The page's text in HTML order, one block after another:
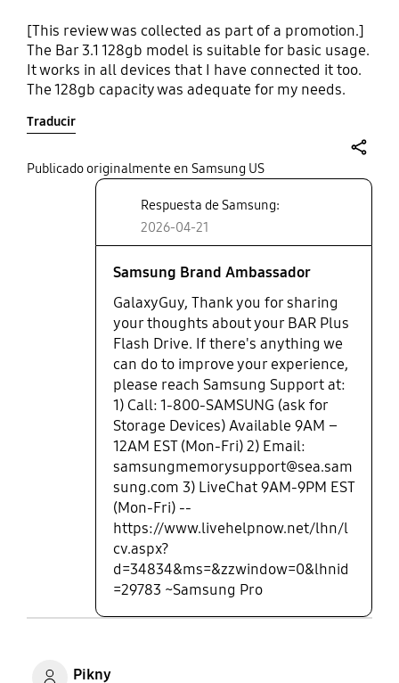
[This review was collected as part of a promotion.]
The Bar 3.1 128gb model is suitable for basic usage.
It works in all devices that I have connected it too.
The 128gb capacity was adequate for my needs.
feel durable. The eyelet for a key chain is nice. The
read and write speeds are fine, but not great. The
drive can also get hot to the touch under some
prolonged use. I've had my drive for 2 years and it
is still working for my use.
Traducir
Publicado originalmente en Samsung US
Respuesta de Samsung:
2026-04-21
Samsung Brand Ambassador
GalaxyGuy, Thank you for sharing
your thoughts about your BAR Plus
Flash Drive. If there's anything we
can do to improve your experience,
please reach Samsung Support at:
1) Call: 1-800-SAMSUNG (ask for
Storage Devices) Available 9AM –
12AM EST (Mon-Fri) 2) Email:
samsungmemorysupport@sea.sam
sung.com 3) LiveChat 9AM-9PM EST
(Mon-Fri) --
https://www.livehelpnow.net/lhn/l
cv.aspx?
d=34834&ms=&zzwindow=0&lhnid
=29783 ~Samsung Pro
Pikny